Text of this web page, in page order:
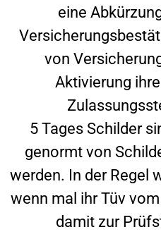
eine
von
Aktivierung
5 Tages Schilder
genormt von
werden. In der Regel
wenn mal ihr Tüv
damit zur